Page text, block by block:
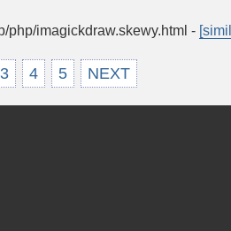
php/imagickdraw.skewy.html -
3 4 5 NEXT